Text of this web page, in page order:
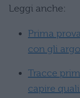
Leggi anche:
Prima
con gli
Tracce
capire